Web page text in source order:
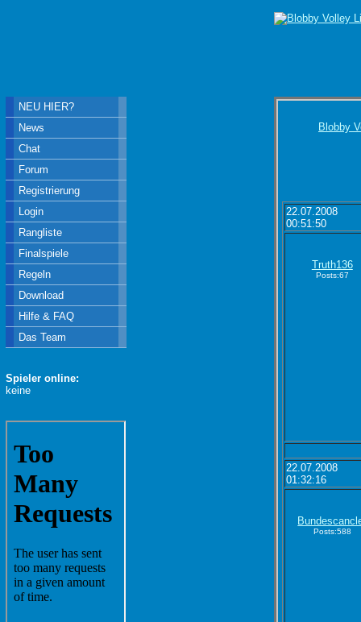
Blobby
22.07.2008
00:51:50
Truth136
Posts:67
22.07.2008
01:32:16
Posts:588
NEU HIER?
News
Chat
Forum
Registrierung
Login
Rangliste
Finalspiele
Regeln
Download
Hilfe & FAQ
Das Team
Spieler online:
keine